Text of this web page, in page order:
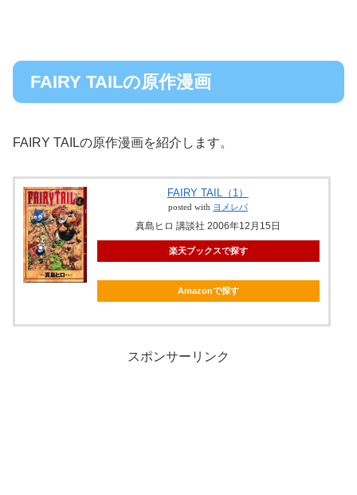
FAIRY TAILの原作漫画
FAIRY TAILの原作漫画を紹介します。
FAIRY TAIL（1）
posted with ヨメレバ
真島ヒロ 講談社 2006年12月15日
楽天ブックスで探す
Amazonで探す
スポンサーリンク